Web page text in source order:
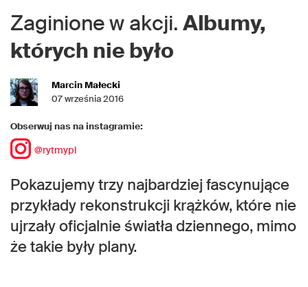
Zaginione w akcji. Albumy,
których nie było
Marcin Małecki
07 września 2016
Obserwuj nas na instagramie:
@rytmypl
Pokazujemy trzy najbardziej fascynujące
przykłady rekonstrukcji krążków, które nie
ujrzały oficjalnie światła dziennego, mimo
że takie były plany.